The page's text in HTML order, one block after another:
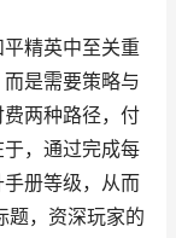
精英中至关重
是需要策略与
两种路径，付
，通过完成每
册等级，从而
题，资深玩家的